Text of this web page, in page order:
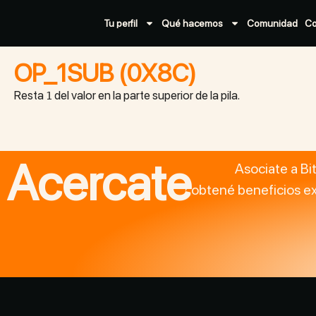
Tu perfil Qué hacemos Comunidad
OP_1SUB (0X8C)
Resta 1 del valor en la parte superior de la pila.
Acercate
Asociate a
obtené beneficios